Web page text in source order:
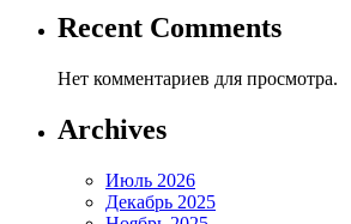
Recent Comments
Нет комментариев для просмотра.
Archives
Июль 2026
Декабрь 2025